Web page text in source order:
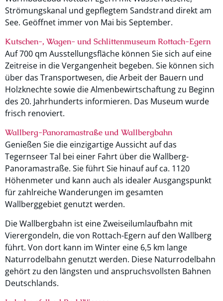
Strömungskanal und gepflegtem Sandstrand direkt am
See. Geöffnet immer von Mai bis September.
Kutschen-, Wagen- und Schlittenmuseum Rottach-Egern
Auf 700 qm Ausstellungsfläche können Sie sich auf eine
Zeitreise in die Vergangenheit begeben. Sie können sich
über das Transportwesen, die Arbeit der Bauern und
Holzknechte sowie die Almenbewirtschaftung zu Beginn
des 20. Jahrhunderts informieren. Das Museum wurde
frisch renoviert.
Wallberg-Panoramastraße und Wallbergbahn
Genießen Sie die einzigartige Aussicht auf das
Tegernseer Tal bei einer Fahrt über die Wallberg-
Panoramastraße. Sie führt Sie hinauf auf ca. 1120
Höhenmeter und kann auch als idealer Ausgangspunkt
für zahlreiche Wanderungen im gesamten
Wallberggebiet genutzt werden.
Die Wallbergbahn ist eine Zweiseilumlaufbahn mit
Vierergondeln, die von Rottach-Egern auf den Wallberg
führt. Von dort kann im Winter eine 6,5 km lange
Naturrodelbahn genutzt werden. Diese Naturrodelbahn
gehört zu den längsten und anspruchsvollsten Bahnen
Deutschlands.